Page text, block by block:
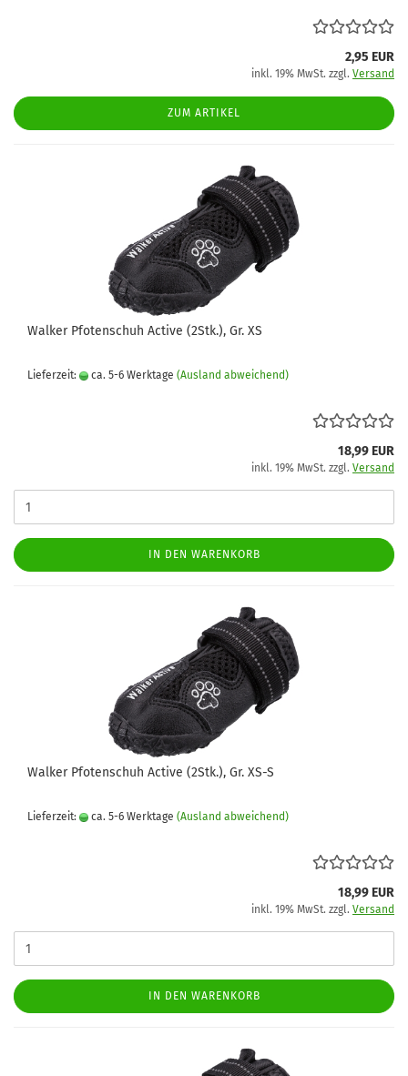
2,95 EUR
inkl. 19% MwSt. zzgl. Versand
ZUM ARTIKEL
Walker Pfotenschuh Active (2Stk.), Gr. XS
Lieferzeit: ca. 5-6 Werktage (Ausland abweichend)
18,99 EUR
inkl. 19% MwSt. zzgl. Versand
IN DEN WARENKORB
Walker Pfotenschuh Active (2Stk.), Gr. XS-S
Lieferzeit: ca. 5-6 Werktage (Ausland abweichend)
18,99 EUR
inkl. 19% MwSt. zzgl. Versand
IN DEN WARENKORB